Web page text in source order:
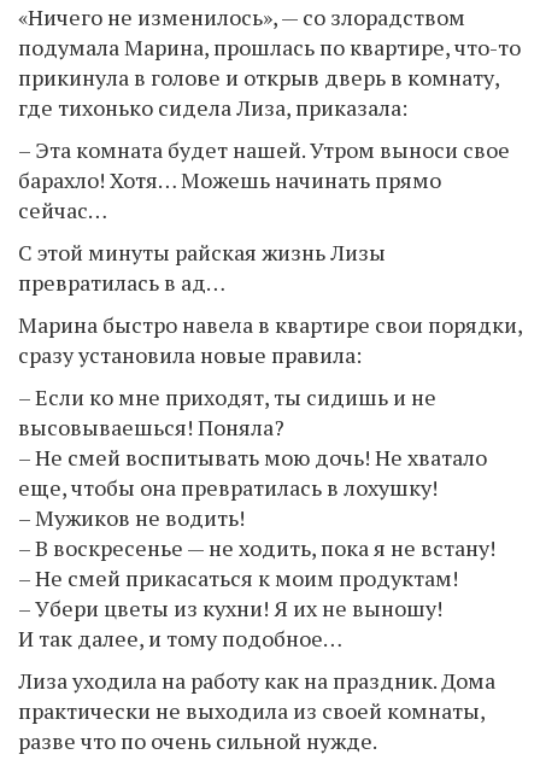
«Ничего не изменилось», — со злорадством
подумала Марина, прошлась по квартире, что-то
прикинула в голове и открыв дверь в комнату,
где тихонько сидела Лиза, приказала:
– Эта комната будет нашей. Утром выноси свое
барахло! Хотя… Можешь начинать прямо
сейчас…
С этой минуты райская жизнь Лизы
превратилась в ад…
Марина быстро навела в квартире свои порядки,
сразу установила новые правила:
– Если ко мне приходят, ты сидишь и не
высовываешься! Поняла?
– Не смей воспитывать мою дочь! Не хватало
еще, чтобы она превратилась в лохушку!
– Мужиков не водить!
– В воскресенье — не ходить, пока я не встану!
– Не смей прикасаться к моим продуктам!
– Убери цветы из кухни! Я их не выношу!
И так далее, и тому подобное…
Лиза уходила на работу как на праздник. Дома
практически не выходила из своей комнаты,
разве что по очень сильной нужде.